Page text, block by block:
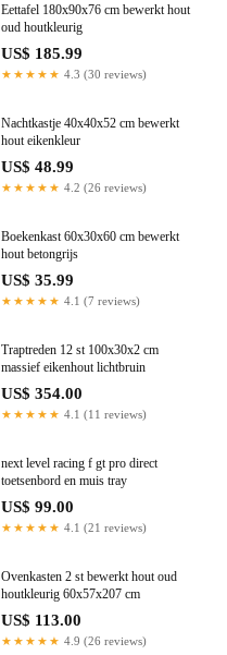
Eettafel 180x90x76 cm bewerkt hout
oud houtkleurig
US$ 185.99
★★★★★ 4.3 (30 reviews)
Nachtkastje 40x40x52 cm bewerkt
hout eikenkleur
US$ 48.99
★★★★★ 4.2 (26 reviews)
Boekenkast 60x30x60 cm bewerkt
hout betongrijs
US$ 35.99
★★★★★ 4.1 (7 reviews)
Traptreden 12 st 100x30x2 cm
massief eikenhout lichtbruin
US$ 354.00
★★★★★ 4.1 (11 reviews)
next level racing f gt pro direct
toetsenbord en muis tray
US$ 99.00
★★★★★ 4.1 (21 reviews)
Ovenkasten 2 st bewerkt hout oud
houtkleurig 60x57x207 cm
US$ 113.00
★★★★★ 4.9 (26 reviews)